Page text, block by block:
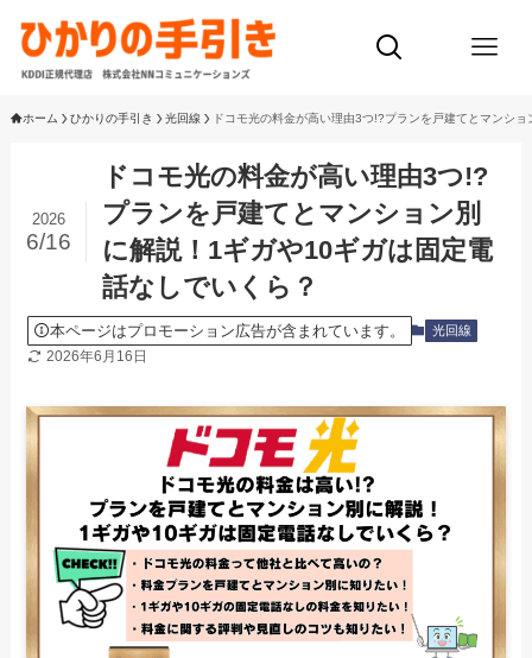
ホーム ひかりの手引き 光回線 ドコモ光の料金が高い理由3つ!?プランを戸建てとマンシ
ドコモ光の料金が高い理由3つ!?
プランを戸建てとマンション別
に解説！1ギガや10ギガは固定電
話なしでいくら？
2026
6/16
本ページはプロモーション広告が含まれています。 光回線
2026年6月16日